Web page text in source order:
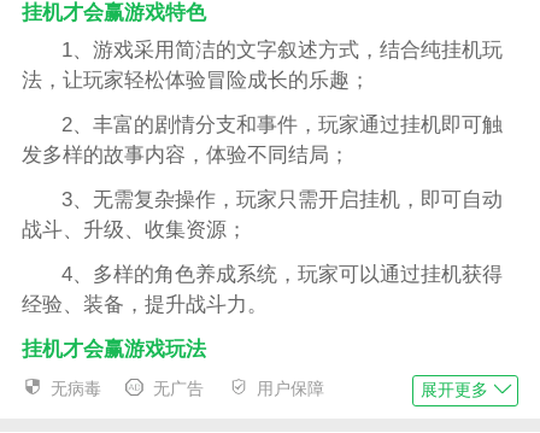
挂机才会赢游戏特色
1、游戏采用简洁的文字叙述方式，结合纯挂机玩
法，让玩家轻松体验冒险成长的乐趣；
2、丰富的剧情分支和事件，玩家通过挂机即可触
发多样的故事内容，体验不同结局；
3、无需复杂操作，玩家只需开启挂机，即可自动
战斗、升级、收集资源；
4、多样的角色养成系统，玩家可以通过挂机获得
经验、装备，提升战斗力。
挂机才会赢游戏玩法
1、【策略选择】：在关键节点选择不同选项，影
无病毒 无广告 用户保障 展开更多